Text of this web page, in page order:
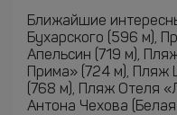
Ближайшие
Бухарского (596 м),
Апельсин (719 м),
Прима» (724 м),
(768 м), Пляж Отеля
Антона Чехова